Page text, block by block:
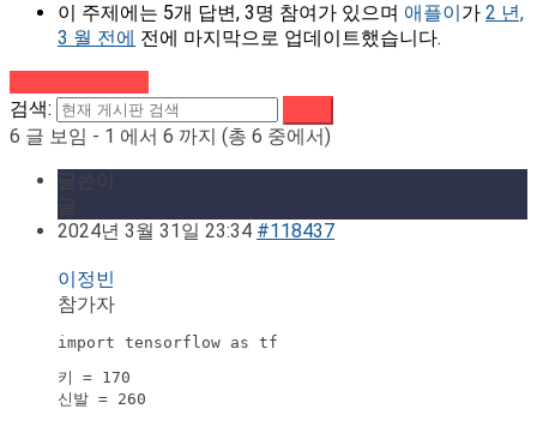
이 주제에는 5개 답변, 3명 참여가 있으며 애플이가 2 년,
3 월 전에 전에 마지막으로 업데이트했습니다.
검색:
6 글 보임 - 1 에서 6 까지 (총 6 중에서)
2024년 3월 31일 23:34 #118437
이정빈
참가자
import tensorflow as tf
키 = 170
신발 = 260